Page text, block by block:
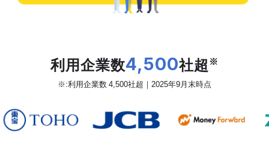
利用企業数4,500社超 ※
※:利用企業数 4,500社超｜2025年9月末時点